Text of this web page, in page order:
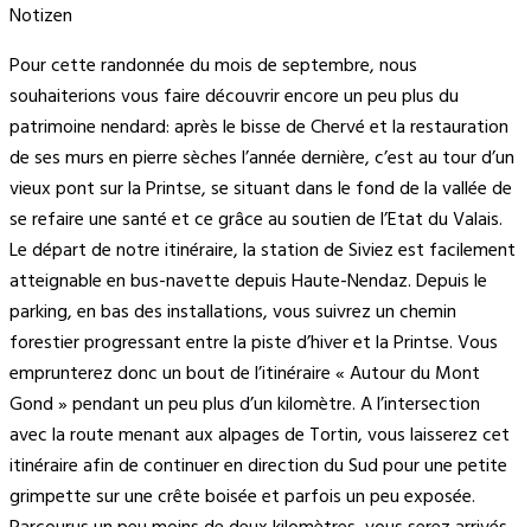
Notizen
Pour cette randonnée du mois de septembre, nous
souhaiterions vous faire découvrir encore un peu plus du
patrimoine nendard: après le bisse de Chervé et la restauration
de ses murs en pierre sèches l’année dernière, c’est au tour d’un
vieux pont sur la Printse, se situant dans le fond de la vallée de
se refaire une santé et ce grâce au soutien de l’Etat du Valais.
Le départ de notre itinéraire, la station de Siviez est facilement
atteignable en bus-navette depuis Haute-Nendaz. Depuis le
parking, en bas des installations, vous suivrez un chemin
forestier progressant entre la piste d’hiver et la Printse. Vous
emprunterez donc un bout de l’itinéraire « Autour du Mont
Gond » pendant un peu plus d’un kilomètre. A l’intersection
avec la route menant aux alpages de Tortin, vous laisserez cet
itinéraire afin de continuer en direction du Sud pour une petite
grimpette sur une crête boisée et parfois un peu exposée.